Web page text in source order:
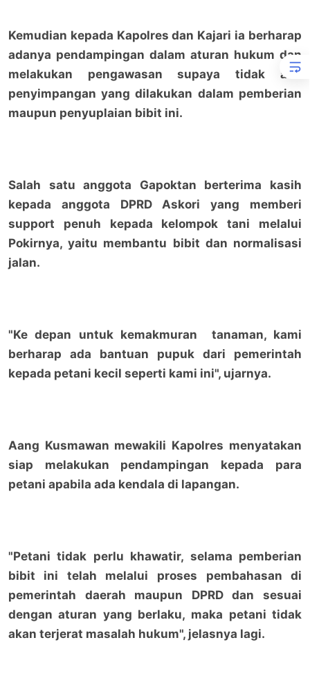
Kemudian kepada Kapolres dan Kajari ia berharap
adanya pendampingan dalam aturan hukum dan
melakukan pengawasan supaya tidak ada
penyimpangan yang dilakukan dalam pemberian
maupun penyuplaian bibit ini.
Salah satu anggota Gapoktan berterima kasih
kepada anggota DPRD Askori yang memberi
support penuh kepada kelompok tani melalui
Pokirnya, yaitu membantu bibit dan normalisasi
jalan.
"Ke depan untuk kemakmuran tanaman, kami
berharap ada bantuan pupuk dari pemerintah
kepada petani kecil seperti kami ini", ujarnya.
Aang Kusmawan mewakili Kapolres menyatakan
siap melakukan pendampingan kepada para
petani apabila ada kendala di lapangan.
"Petani tidak perlu khawatir, selama pemberian
bibit ini telah melalui proses pembahasan di
pemerintah daerah maupun DPRD dan sesuai
dengan aturan yang berlaku, maka petani tidak
akan terjerat masalah hukum", jelasnya lagi.